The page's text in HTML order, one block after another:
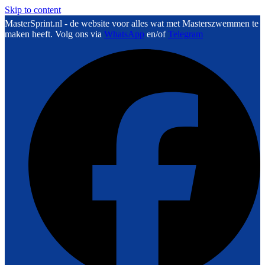
Skip to content
MasterSprint.nl - de website voor alles wat met Masterszwemmen te
maken heeft. Volg ons via WhatsApp en/ofTelegram